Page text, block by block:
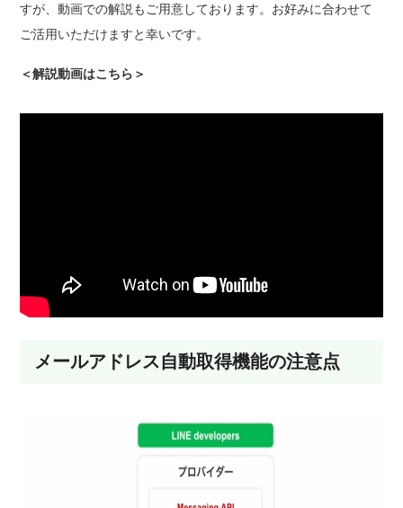
すが、動画での解説もご用意しております。お好みに合わせて
ご活用いただけますと幸いです。
＜解説動画はこちら＞
メールアドレス自動取得機能の注意点